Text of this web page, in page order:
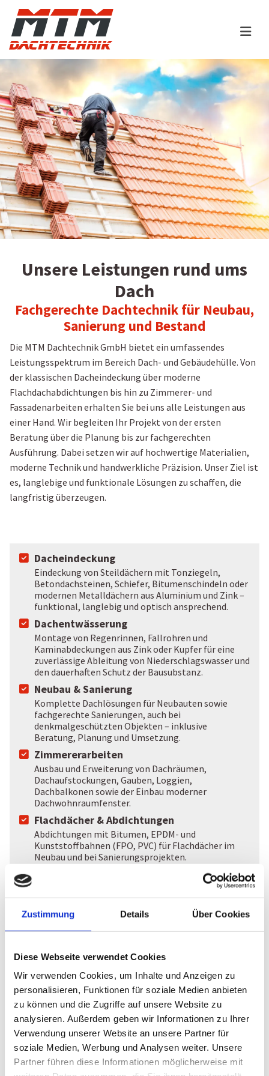
Zustimmung Details Über Cookies
Diese Webseite verwendet Cookies
Wir verwenden Cookies, um Inhalte und Anzeigen zu
personalisieren, Funktionen für soziale Medien anbieten
zu können und die Zugriffe auf unsere Website zu
analysieren. Außerdem geben wir Informationen zu Ihrer
Verwendung unserer Website an unsere Partner für
soziale Medien, Werbung und Analysen weiter. Unsere
Partner führen diese Informationen möglicherweise mit
Zum Inhalt springen
Unsere Leistungen rund ums
Dach
Fachgerechte Dachtechnik für Neubau,
Sanierung und Bestand
Die MTM Dachtechnik GmbH bietet ein umfassendes
Leistungsspektrum im Bereich Dach- und Gebäudehülle. Von
der klassischen Dacheindeckung über moderne
Flachdachabdichtungen bis hin zu Zimmerer- und
Fassadenarbeiten erhalten Sie bei uns alle Leistungen aus
einer Hand. Wir begleiten Ihr Projekt von der ersten
Beratung über die Planung bis zur fachgerechten
Ausführung. Dabei setzen wir auf hochwertige Materialien,
moderne Technik und handwerkliche Präzision. Unser Ziel ist
es, langlebige und funktionale Lösungen zu schaffen, die
langfristig überzeugen.
Dacheindeckung
Eindeckung von Steildächern mit Tonziegeln,
Betondachsteinen, Schiefer, Bitumenschindeln oder
modernen Metalldächern aus Aluminium und Zink –
funktional, langlebig und optisch ansprechend.
Dachentwässerung
Montage von Regenrinnen, Fallrohren und
Kaminabdeckungen aus Zink oder Kupfer für eine
zuverlässige Ableitung von Niederschlagswasser und
den dauerhaften Schutz der Bausubstanz.
Neubau & Sanierung
Komplette Dachlösungen für Neubauten sowie
fachgerechte Sanierungen, auch bei
denkmalgeschützten Objekten – inklusive
Beratung, Planung und Umsetzung.
Zimmererarbeiten
Ausbau und Erweiterung von Dachräumen,
Dachaufstockungen, Gauben, Loggien,
Dachbalkonen sowie der Einbau moderner
Dachwohnraumfenster.
Flachdächer & Abdichtungen
Abdichtungen mit Bitumen, EPDM- und
Kunststoffbahnen (FPO, PVC) für Flachdächer im
Neubau und bei Sanierungsprojekten.
Hochwertige Flüssigbeschichtungssysteme für
Flachdächer, Balkone, Terrassen, Parkdecks sowie
Feuchtigkeitsabdichtungen mit Polyurethanen oder
Regelmäßige Wartung, Bestandsaufnahme und
Verlängerung der Lebensdauer Ihres Daches.
Fassadengestaltung
Wandbekleidungen mit Naturschiefer,
Holzschindeln, Faserzement, Verbundwerkstoffen
oder Metall sowie Kantprofile und
Trapezblechverkleidungen.